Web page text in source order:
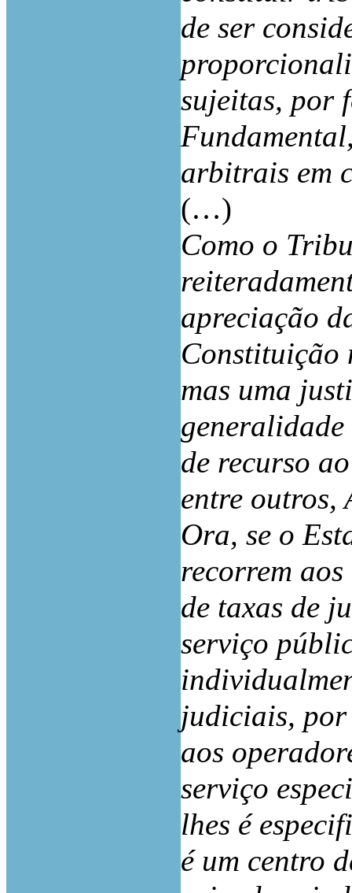
de ser
sujeitas, por
arbitrais em
(…)
Como o
apreciação
Constituição
mas uma
generalidade
de recurso
entre outros,
Ora, se o
recorrem
de taxas de
serviço
judiciais,
aos
serviço
lhes é
é um centro